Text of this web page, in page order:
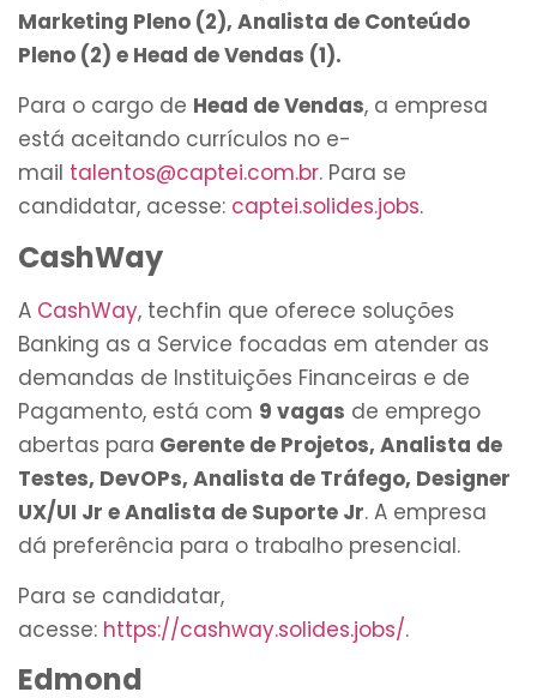
Marketing Pleno (2), Analista de Conteúdo
Pleno (2) e Head de Vendas (1).
Para o cargo de Head de Vendas, a empresa
está aceitando currículos no e-
mail talentos@captei.com.br. Para se
candidatar, acesse: captei.solides.jobs.
CashWay
A CashWay, techfin que oferece soluções
Banking as a Service focadas em atender as
demandas de Instituições Financeiras e de
Pagamento, está com 9 vagas de emprego
abertas para Gerente de Projetos, Analista de
Testes, DevOPs, Analista de Tráfego, Designer
UX/UI Jr e Analista de Suporte Jr. A empresa
dá preferência para o trabalho presencial.
Para se candidatar,
acesse: https://cashway.solides.jobs/.
Edmond